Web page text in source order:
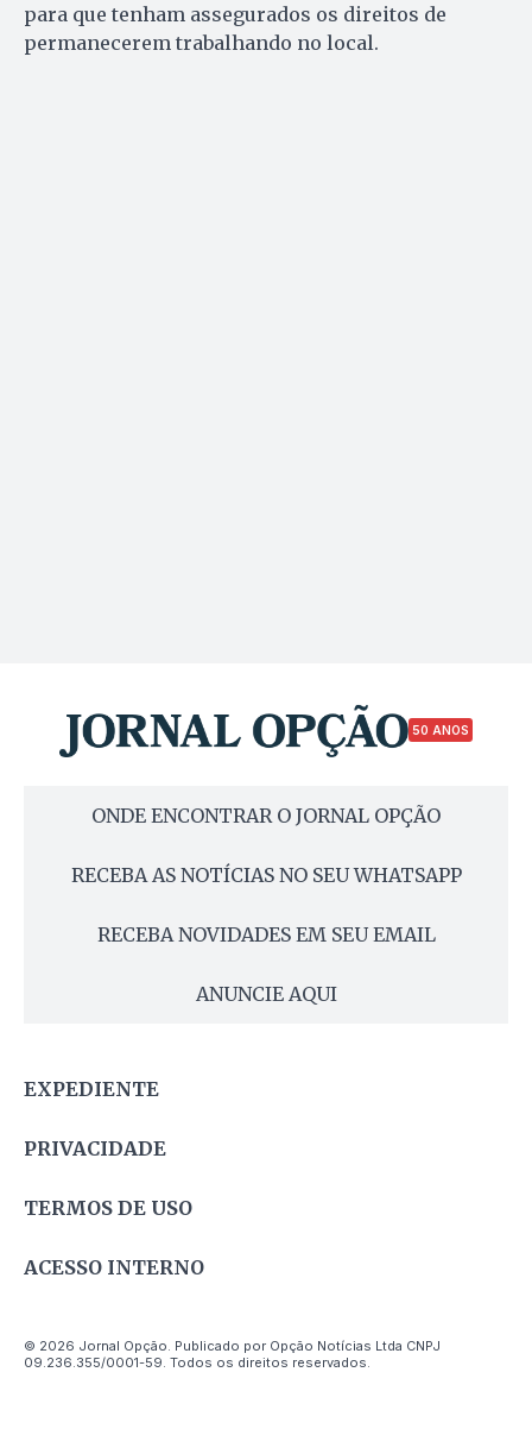
para que tenham assegurados os direitos de
permanecerem trabalhando no local.
50 ANOS
ONDE ENCONTRAR O JORNAL OPÇÃO
RECEBA AS NOTÍCIAS NO SEU WHATSAPP
RECEBA NOVIDADES EM SEU EMAIL
ANUNCIE AQUI
EXPEDIENTE
PRIVACIDADE
TERMOS DE USO
ACESSO INTERNO
© 2026 Jornal Opção. Publicado por Opção Notícias Ltda CNPJ
09.236.355/0001-59. Todos os direitos reservados.